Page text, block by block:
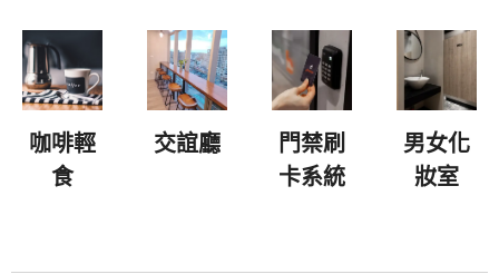
咖啡輕
食
交誼廳
門禁刷
卡系統
男女化
妝室